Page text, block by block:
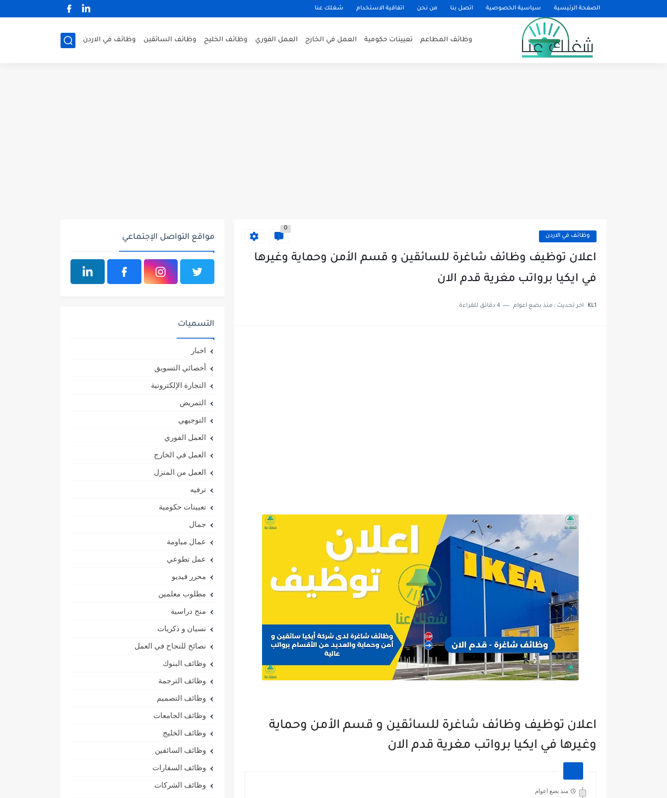
الصفحة الرئيسية سياسية الخصوصية اتصل بنا من نحن اتفاقية الاستخدام شغلك عنا
وظائف المطاعم تعيينات حكومية العمل في الخارج العمل الفوري وظائف الخليج وظائف السائقين وظائف في الاردن
وظائف في الاردن
0
اعلان توظيف وظائف شاغرة للسائقين و قسم الأمن وحماية وغيرها
في ايكيا برواتب مغرية قدم الان
KL1 اخر تحديث : منذ بضع اعوام 4 دقائق للقراءة
اعلان توظيف وظائف شاغرة للسائقين و قسم الأمن وحماية
وغيرها في ايكيا برواتب مغرية قدم الان
منذ بضع اعوام
مواقع التواصل الإجتماعي
التسميات
اخبار
أخصائي التسويق
التجارة الإلكترونية
التمريض
التوجيهي
العمل الفوري
العمل في الخارج
العمل من المنزل
ترفيه
تعيينات حكومية
جمال
عمال مياومة
عمل تطوعي
محرر فيديو
مطلوب معلمين
منح دراسية
نسيان و ذكريات
نصائح للنجاح في العمل
وظائف البنوك
وظائف الترجمة
وظائف التصميم
وظائف الجامعات
وظائف الخليج
وظائف السائقين
وظائف السفارات
وظائف الشركات